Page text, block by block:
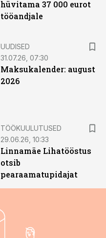
hüvitama 37 000 eurot
tööandjale
UUDISED
31.07.26, 07:30
Maksukalender: august
2026
TÖÖKUULUTUSED
29.06.26, 10:33
Linnamäe Lihatööstus
otsib
pearaamatupidajat